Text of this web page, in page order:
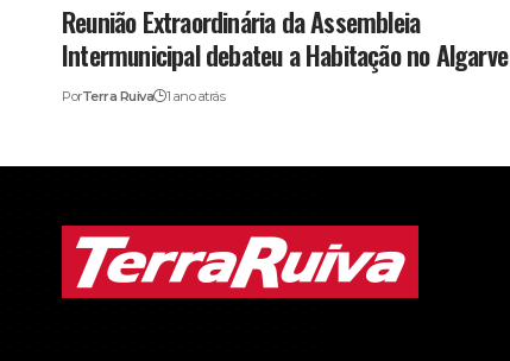
Reunião Extraordinária da Assembleia
Intermunicipal debateu a Habitação no Algarve
PorTerra Ruiva 1 ano atrás